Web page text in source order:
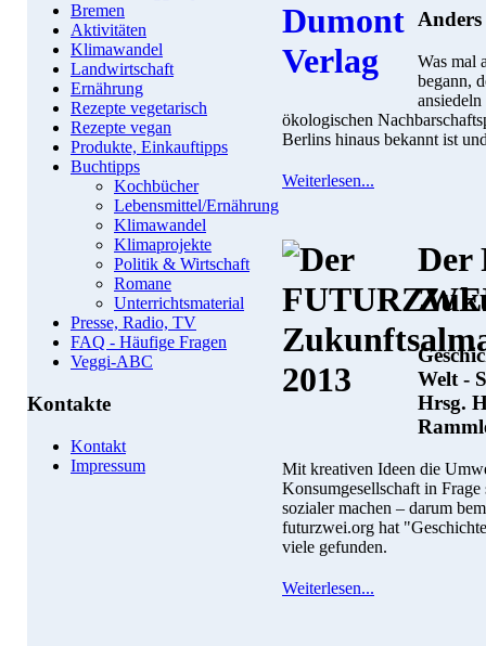
Bremen
Aktivitäten
Klimawandel
Landwirtschaft
Ernährung
Rezepte vegetarisch
Rezepte vegan
Produkte, Einkauftipps
Buchtipps
Kochbücher
Lebensmittel/Ernährung
Klimawandel
Klimaprojekte
Politik & Wirtschaft
Romane
Unterrichtsmaterial
Presse, Radio, TV
FAQ - Häufige Fragen
Veggi-ABC
Kontakte
Kontakt
Impressum
Was mal
begann,
ökologischen
Berlins hinaus bekannt ist
Weiterlesen...
Der
Welt -
Hrsg.
Mit kreativen Ideen die
Konsumgesellschaft in
sozialer machen – darum
futurzwei.org hat
viele gefunden.
Weiterlesen...